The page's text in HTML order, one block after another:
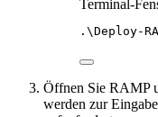
Terminal-
. \Deploy-
Öffnen Sie RAMP
werden zur